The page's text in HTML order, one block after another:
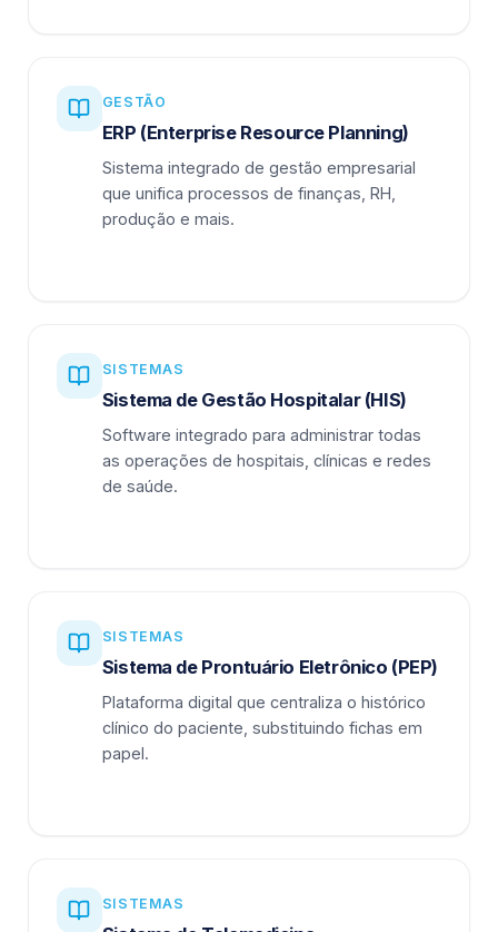
GESTÃO
ERP (Enterprise Resource Planning)
Sistema integrado de gestão empresarial
que unifica processos de finanças, RH,
produção e mais.
SISTEMAS
Sistema de Gestão Hospitalar (HIS)
Software integrado para administrar todas
as operações de hospitais, clínicas e redes
de saúde.
SISTEMAS
Sistema de Prontuário Eletrônico (PEP)
Plataforma digital que centraliza o histórico
clínico do paciente, substituindo fichas em
papel.
SISTEMAS